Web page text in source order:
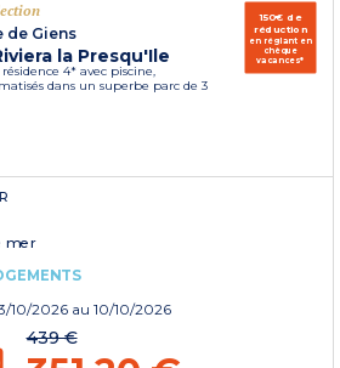
de Giens
la Presqu'Ile
4* avec piscine,
dans un superbe parc de 3
150€ de
réduction
en réglant en
chèque
vacances*
mer
10/2026 au 10/10/2026
439 €